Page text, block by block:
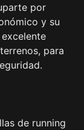
por
y su
para
de running